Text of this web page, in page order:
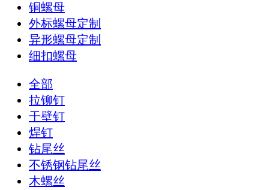
铜螺母
外标螺母定制
异形螺母定制
细扣螺母
全部
拉铆钉
干壁钉
焊钉
钻尾丝
不锈钢钻尾丝
木螺丝